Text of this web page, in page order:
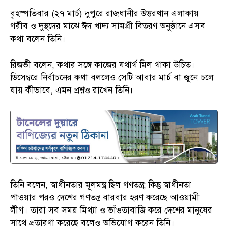
বৃহস্পতিবার (২৭ মার্চ) দুপুরে রাজধানীর উত্তরখান এলাকায়
গরীব ও দুস্থদের মাঝে ঈদ খাদ্য সামগ্রী বিতরণ অনুষ্ঠানে এসব
কথা বলেন তিনি।
রিজভী বলেন, কথার সঙ্গে কাজের যথার্থ মিল থাকা উচিত।
ডিসেম্বরে নির্বাচনের কথা বললেও সেটি আবার মার্চ বা জুনে চলে
যায় কীভাবে, এমন প্রশ্নও রাখেন তিনি।
তিনি বলেন, স্বাধীনতার মূলমন্ত্র ছিল গণতন্ত্র; কিন্তু স্বাধীনতা
পাওয়ার পরও দেশের গণতন্ত্র বারবার হরণ করেছে আওয়ামী
লীগ। তারা সব সময় মিথ্যা ও ভাঁওতাবাজি করে দেশের মানুষের
সাথে প্রতারণা করেছে বলেও অভিযোগ করেন তিনি।